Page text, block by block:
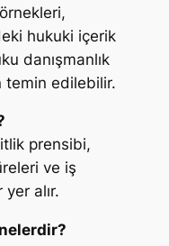
hukuki içerik
danışmanlık
temin edilebilir.
prensibi,
ve iş
alır.